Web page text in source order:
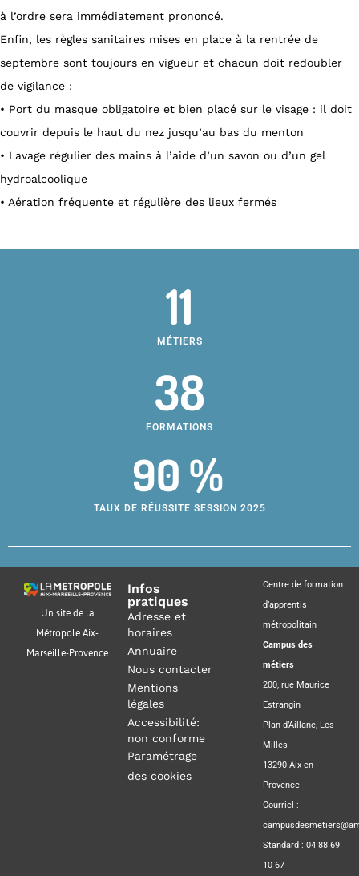
à l’ordre sera immédiatement prononcé.
Enfin, les règles sanitaires mises en place à la rentrée de
septembre sont toujours en vigueur et chacun doit redoubler
de vigilance :
• Port du masque obligatoire et bien placé sur le visage : il doit
couvrir depuis le haut du nez jusqu’au bas du menton
• Lavage régulier des mains à l’aide d’un savon ou d’un gel
hydroalcoolique
• Aération fréquente et régulière des lieux fermés
11
MÉTIERS
38
FORMATIONS
90 %
TAUX DE RÉUSSITE SESSION 2025
Un site de la
Métropole Aix-
Marseille-Provence
Infos
pratiques
Adresse et
horaires
Annuaire
Nous contacter
Mentions
légales
Accessibilité:
non conforme
Paramétrage
des cookies
Centre de formation
d’apprentis
métropolitain
Campus des
métiers
200, rue Maurice
Estrangin
Plan d’Aillane, Les
Milles
13290 Aix-en-
Provence
Courriel :
Standard : 04 88 69
10 67